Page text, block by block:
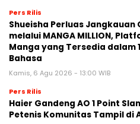
Pers Rilis
Shueisha Perluas Jangkauan
melalui MANGA MILLION,
Manga yang Tersedia dalam
Bahasa
Kamis, 6 Agu 2026 - 13:00 WIB
Pers Rilis
Haier Gandeng AO 1 Point
Petenis Komunitas Tampil di